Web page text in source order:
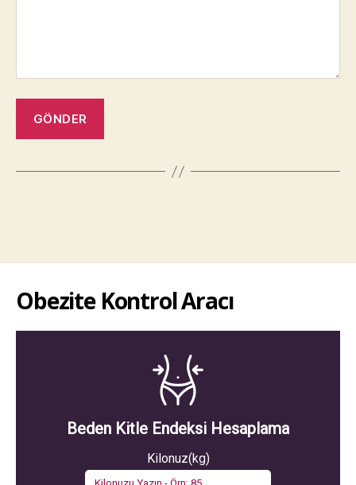
Obezite Kontrol Aracı